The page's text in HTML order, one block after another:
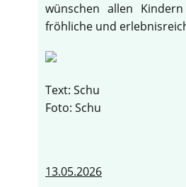
wünschen allen
fröhliche und
Text: Schu
Foto: Schu
13.05.2026